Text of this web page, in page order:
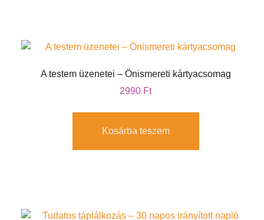
A testem üzenetei – Önismereti kártyacsomag
2990 Ft
Kosárba teszem